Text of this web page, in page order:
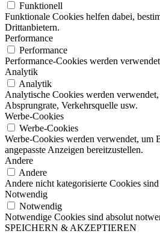
Funktionell
Funktionale Cookies helfen dabei,
Drittanbietern.
Performance
Performance
Performance-Cookies werden
Analytik
Analytik
Analytische Cookies werden
Absprungrate, Verkehrsquelle usw.
Werbe-Cookies
Werbe-Cookies
Werbe-Cookies werden verwendet, um
angepasste Anzeigen bereitzustellen.
Andere
Andere
Andere nicht kategorisierte Cookies
Notwendig
Notwendig
Notwendige Cookies sind absolut
SPEICHERN & AKZEPTIEREN